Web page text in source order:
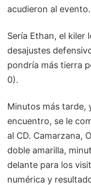
acudieron al evento.
Sería Ethan, el kiler
desajustes
pondría más tierra
0).
Minutos más tarde,
encuentro, se le
al CD. Camarzana,
doble amarilla,
delante para los
numérica y